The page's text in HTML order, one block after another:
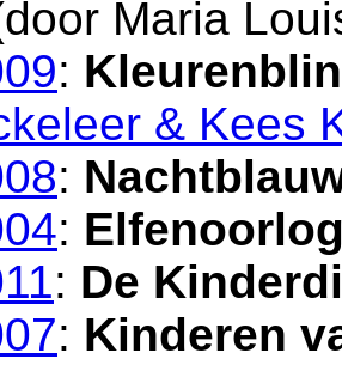
Maria
:
& Kees
:
:
: De
: Kinderen